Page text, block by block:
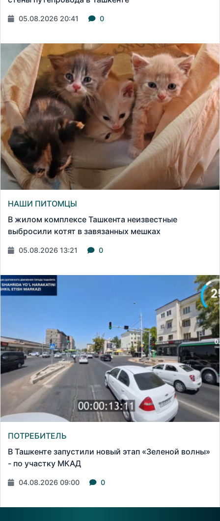
05.08.2026 20:41 0
НАШИ ПИТОМЦЫ
В жилом комплексе Ташкента неизвестные
выбросили котят в завязанных мешках
05.08.2026 13:21 0
ПОТРЕБИТЕЛЬ
В Ташкенте запустили новый этап «Зеленой волны»
- по участку МКАД
04.08.2026 09:00 0